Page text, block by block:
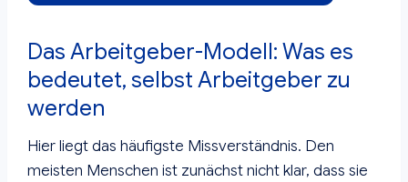
Das Arbeitgeber-Modell: Was es
bedeutet, selbst Arbeitgeber zu
werden
Hier liegt das häufigste Missverständnis. Den
meisten Menschen ist zunächst nicht klar, dass sie